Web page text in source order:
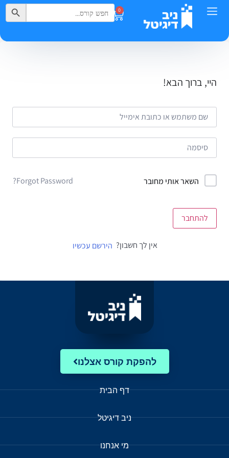
0
Search
for:
Search Button
היי, ברוך הבא!
השאר אותי מחובר Forgot Password?
להתחבר
אין לך חשבון? הירשם עכשיו
להפקת קורס אצלנו
דף הבית
ניב דיגיטל
מי אנחנו